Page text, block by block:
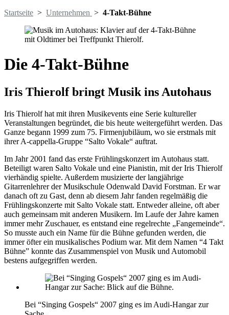
Startseite > Unternehmen > 4-Takt-Bühne
Die 4-Takt-Bühne
Iris Thierolf bringt Musik ins Autohaus
Iris Thierolf hat mit ihren Musikevents eine Serie kultureller
Veranstaltungen begründet, die bis heute weitergeführt werden. Das
Ganze begann 1999 zum 75. Firmenjubiläum, wo sie erstmals mit
ihrer A-cappella-Gruppe “Salto Vokale“ auftrat.
Im Jahr 2001 fand das erste Frühlingskonzert im Autohaus statt.
Beteiligt waren Salto Vokale und eine Pianistin, mit der Iris Thierolf
vierhändig spielte. Außerdem musizierte der langjährige
Gitarrenlehrer der Musikschule Odenwald David Forstman. Er war
danach oft zu Gast, denn ab diesem Jahr fanden regelmäßig die
Frühlingskonzerte mit Salto Vokale statt. Entweder alleine, oft aber
auch gemeinsam mit anderen Musikern. Im Laufe der Jahre kamen
immer mehr Zuschauer, es entstand eine regelrechte „Fangemeinde“.
So musste auch ein Name für die Bühne gefunden werden, die
immer öfter ein musikalisches Podium war. Mit dem Namen “4 Takt
Bühne” konnte das Zusammenspiel von Musik und Automobil
bestens aufgegriffen werden.
Bei “Singing Gospels“ 2007 ging es im Audi-Hangar zur